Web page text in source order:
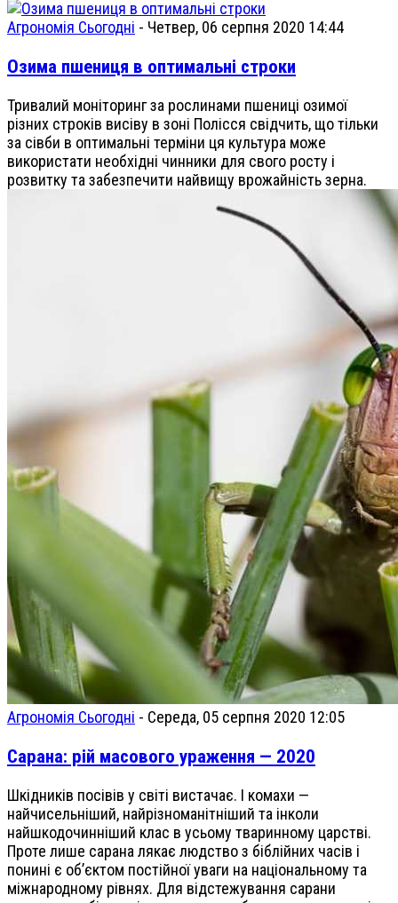
Агрономія Сьогодні - Четвер, 06 серпня 2020 14:44
Озима пшениця в оптимальні строки
Тривалий моніторинг за рослинами пшениці озимої
різних строків висіву в зоні Полісся свідчить, що тільки
за сівби в оптимальні терміни ця культура може
використати необхідні чинники для свого росту і
розвитку та забезпечити найвищу врожайність зерна.
Агрономія Сьогодні - Середа, 05 серпня 2020 12:05
Сарана: рій масового ураження — 2020
Шкідників посівів у світі вистачає. І комахи —
найчисельніший, найрізноманітніший та інколи
найшкодочинніший клас в усьому тваринному царстві.
Проте лише сарана лякає людство з біблійних часів і
понині є об’єктом постійної уваги на національному та
міжнародному рівнях. Для відстежування сарани